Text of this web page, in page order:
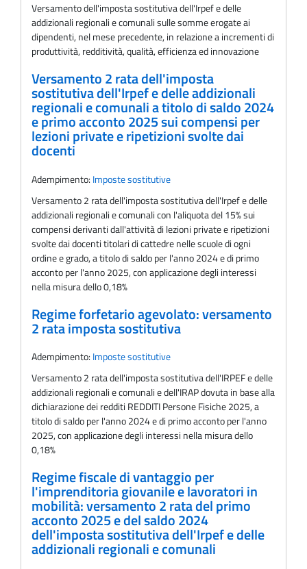
Versamento dell'imposta sostitutiva dell'Irpef e delle
addizionali regionali e comunali sulle somme erogate ai
dipendenti, nel mese precedente, in relazione a incrementi di
produttività, redditività, qualità, efficienza ed innovazione
Versamento 2 rata dell'imposta
sostitutiva dell'Irpef e delle addizionali
regionali e comunali a titolo di saldo 2024
e primo acconto 2025 sui compensi per
lezioni private e ripetizioni svolte dai
docenti
Adempimento: Imposte sostitutive
Versamento 2 rata dell'imposta sostitutiva dell'Irpef e delle
addizionali regionali e comunali con l'aliquota del 15% sui
compensi derivanti dall'attività di lezioni private e ripetizioni
svolte dai docenti titolari di cattedre nelle scuole di ogni
ordine e grado, a titolo di saldo per l'anno 2024 e di primo
acconto per l'anno 2025, con applicazione degli interessi
nella misura dello 0,18%
Regime forfetario agevolato: versamento
2 rata imposta sostitutiva
Adempimento: Imposte sostitutive
Versamento 2 rata dell'imposta sostitutiva dell'IRPEF e delle
addizionali regionali e comunali e dell'IRAP dovuta in base alla
dichiarazione dei redditi REDDITI Persone Fisiche 2025, a
titolo di saldo per l'anno 2024 e di primo acconto per l'anno
2025, con applicazione degli interessi nella misura dello
0,18%
Regime fiscale di vantaggio per
l'imprenditoria giovanile e lavoratori in
mobilità: versamento 2 rata del primo
acconto 2025 e del saldo 2024
dell'imposta sostitutiva dell'Irpef e delle
addizionali regionali e comunali